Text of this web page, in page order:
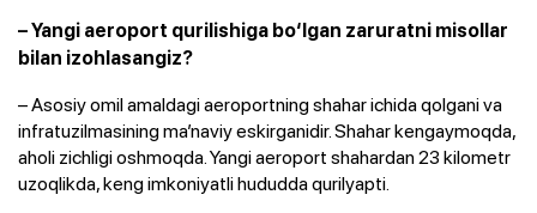
– Yangi aeroport qurilishiga bo‘lgan zaruratni misollar
bilan izohlasangiz?
– Asosiy omil amaldagi aeroportning shahar ichida qolgani va
infratuzilmasining ma’naviy eskirganidir. Shahar kengaymoqda,
aholi zichligi oshmoqda. Yangi aeroport shahardan 23 kilometr
uzoqlikda, keng imkoniyatli hududda qurilyapti.